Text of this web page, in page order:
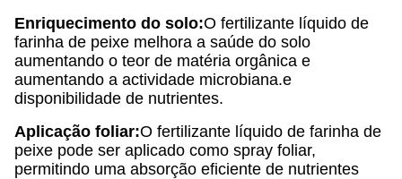
Enriquecimento do solo:O fertilizante líquido de
farinha de peixe melhora a saúde do solo
aumentando o teor de matéria orgânica e
aumentando a actividade microbiana.e
disponibilidade de nutrientes.
Aplicação foliar:O fertilizante líquido de farinha de
peixe pode ser aplicado como spray foliar,
permitindo uma absorção eficiente de nutrientes